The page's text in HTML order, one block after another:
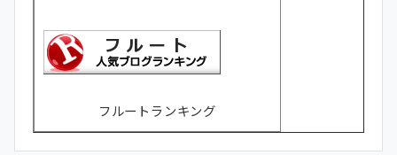
フルートランキング